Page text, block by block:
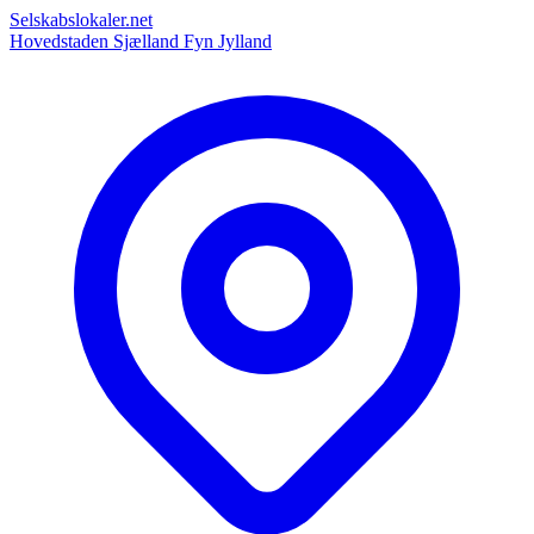
Selskabslokaler.net
Hovedstaden Sjælland Fyn Jylland